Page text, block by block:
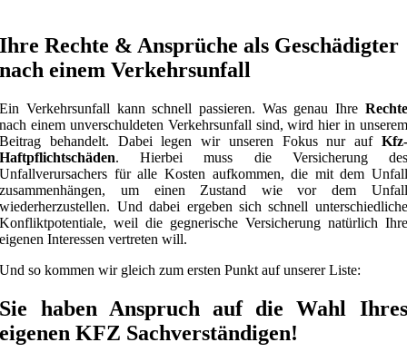
Ihre Rechte & Ansprüche als Geschädigter
nach einem Verkehrsunfall
Ein Verkehrsunfall kann schnell passieren. Was genau Ihre Rechte
nach einem unverschuldeten Verkehrsunfall sind, wird hier in unserem
Beitrag behandelt. Dabei legen wir unseren Fokus nur auf Kfz-
Haftpflichtschäden. Hierbei muss die Versicherung des
Unfallverursachers für alle Kosten aufkommen, die mit dem Unfall
zusammenhängen, um einen Zustand wie vor dem Unfall
wiederherzustellen. Und dabei ergeben sich schnell unterschiedliche
Konfliktpotentiale, weil die gegnerische Versicherung natürlich Ihre
eigenen Interessen vertreten will.
Und so kommen wir gleich zum ersten Punkt auf unserer Liste:
Sie haben Anspruch auf die Wahl Ihres
eigenen KFZ Sachverständigen!